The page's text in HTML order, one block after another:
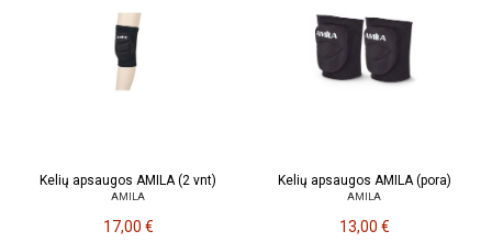
Kelių apsaugos AMILA (2 vnt)
AMILA
17,00 €
Kelių apsaugos AMILA (pora)
AMILA
13,00 €